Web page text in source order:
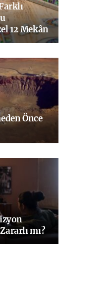
12 Mekân
Önce
mı?